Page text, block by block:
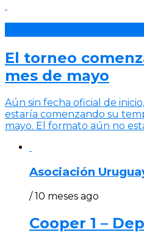
El torneo
mes de mayo
Aún sin fecha oficial de
estaría comenzando su
mayo. El formato aún no
Asociación
/ 10 meses ago
Cooper 1 –